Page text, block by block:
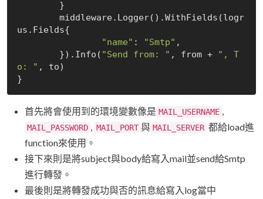
us.Fields{
"name" : "Smtp" ,
	}).Info(
"Send from: " , from +
", T
o: " , to)
首先將會使用到的環境變數像是 MAIL_USERNAME ,
MAIL_PASSWORD , MAIL_PORT 與 MAIL_SERVER 都給load進
function來使用。
接下來則是將subject與body給寫入mail並send給Smtp
進行轉發。
最後則是將轉發成功與否的訊息給寫入log當中